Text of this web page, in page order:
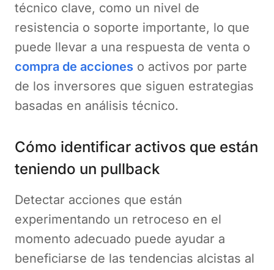
técnico clave, como un nivel de
resistencia o soporte importante, lo que
puede llevar a una respuesta de venta o
compra de acciones o activos por parte
de los inversores que siguen estrategias
basadas en análisis técnico.
Cómo identificar activos que están
teniendo un pullback
Detectar acciones que están
experimentando un retroceso en el
momento adecuado puede ayudar a
beneficiarse de las tendencias alcistas al